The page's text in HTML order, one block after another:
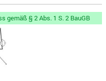
gemäß § 2 Abs. 1 S. 2 BauGB